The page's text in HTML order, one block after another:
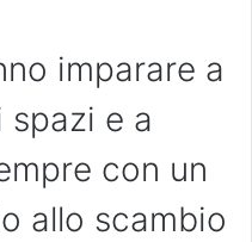
imparare a
spazi e a
con un
allo scambio